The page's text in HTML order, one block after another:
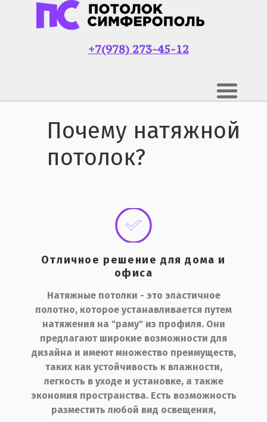
+7(978) 273-45-12
Почему натяжной
потолок?
Отличное решение для дома и
офиса
Натяжные потолки - это эластичное
полотно, которое устанавливается путем
натяжения на "раму" из профиля. Они
предлагают широкие возможности для
дизайна и имеют множество преимуществ,
таких как устойчивость к влажности,
легкость в уходе и установке, а также
экономия пространства. Есть возможность
разместить любой вид освещения,